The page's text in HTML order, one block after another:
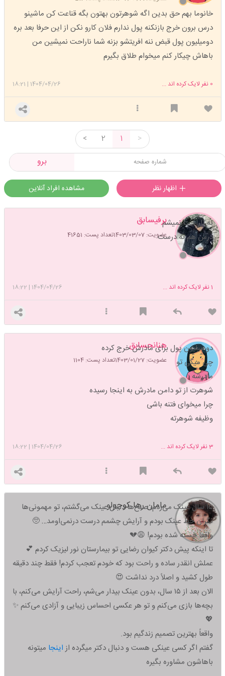
خانوما بهم حق بدین اگه شوهرتون بهتون بگه قناعت کن ماشینو
درس برون خرج بازنکنه پول ندارم فلان کارو نکن از این حرفا بعد بره
دومیلیون پول قبض ننه افریتشو بزنه شما ناراحت نمیشین من
باهاش چیکار کنم میخوام طلاق بگیرم
1404/04/26
|
18:21 0 نفر لایک کرده اند ...
>
1
2
<
برو
مشاهده افراد آنلاین
برفیسابق
عضویت: 1403/03/07 تعداد پست: 41651
نه ناراحت نمیشم
درس هم نه درست
1404/04/26
|
18:22 1نفر لایک کرده اند ...
هنانحسابق
عضویت: 1403/01/27 تعداد پست: 1104
دو میلیون پول برای مادرش خرج کرده
چی میگی تو
مادرشه
شوهرت از تو دامن مادرش به اینجا رسیده
چرا میخوای فتنه باشی
وظیفه شوهرته
1404/04/26
|
18:22 3نفر لایک کرده اند ...
مامان رها کوچولو
۱۵ سال عینک می‌زدم، صبح‌ها دنبال عینک می‌گشتم، تو مهمونی‌ها
نگران خط عینک بودم و آرایش چشمم درست درنمی‌اومد… 🥺
واقعاً خسته شده بودم! 😩💔
تا اینکه پیش دکتر کیوان رضایی تو بیمارستان نور لیزیک کردم 💕
عملش انقدر ساده و راحت بود که خودم تعجب کردم! فقط چند دقیقه
طول کشید و اصلاً درد نداشت 😍
الان بعد از ۱۵ سال، بدون عینک بیدار می‌شم، راحت آرایش می‌کنم، با
بچه‌ها بازی می‌کنم و تو هر عکسی احساس زیبایی و آزادی می‌کنم ✨
💖
واقعاً بهترین تصمیم زندگیم بود.
گفتم اگر کسی عینکی هست و دنبال دکتر میگرده از اینجا میتونه
باهاشون مشاوره بگیره